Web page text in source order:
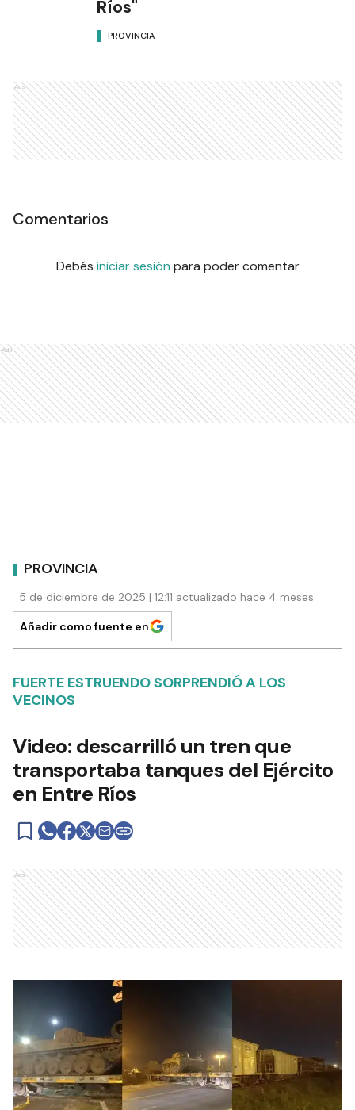
Ríos"
PROVINCIA
Ads
Comentarios
Debés iniciar sesión para poder comentar
Ads
PROVINCIA
5 de diciembre de 2025 | 12:11 actualizado hace 4 meses
Añadir como fuente en
FUERTE ESTRUENDO SORPRENDIÓ A LOS
VECINOS
Video: descarrilló un tren que
transportaba tanques del Ejército
en Entre Ríos
Ads